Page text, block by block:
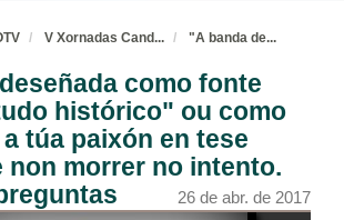
V Xornadas Cand... "A banda de...
como fonte
histórico" ou como
túa paixón en tese
non morrer no intento.
26 de abr. de 2017
Inauguración das xornadas